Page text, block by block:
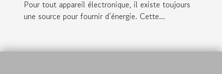
Pour tout appareil électronique, il existe toujours
une source pour fournir d’énergie. Cette...